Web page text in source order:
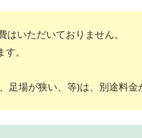
いただいておりません。
。
場が狭い、等)は、別途料金